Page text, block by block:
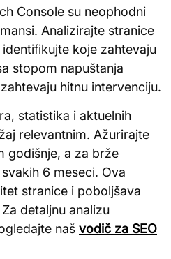
Console su neophodni
Analizirajte stranice
koje zahtevaju
stopom napuštanja
hitnu intervenciju.
statistika i aktuelnih
relevantnim. Ažurirajte
godišnje, a za brže
6 meseci. Ova
stranice i poboljšava
detaljnu analizu
naš vodič za SEO